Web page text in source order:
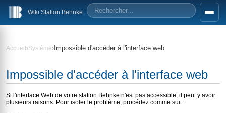
Wiki Station Behnke
Accueil›Système› Impossible d'accéder à l'interface web
Impossible d'accéder à l'interface web
Si l'interface Web de votre station Behnke n'est pas accessible, il peut y avoir
plusieurs raisons. Pour isoler le problème, procédez comme suit: